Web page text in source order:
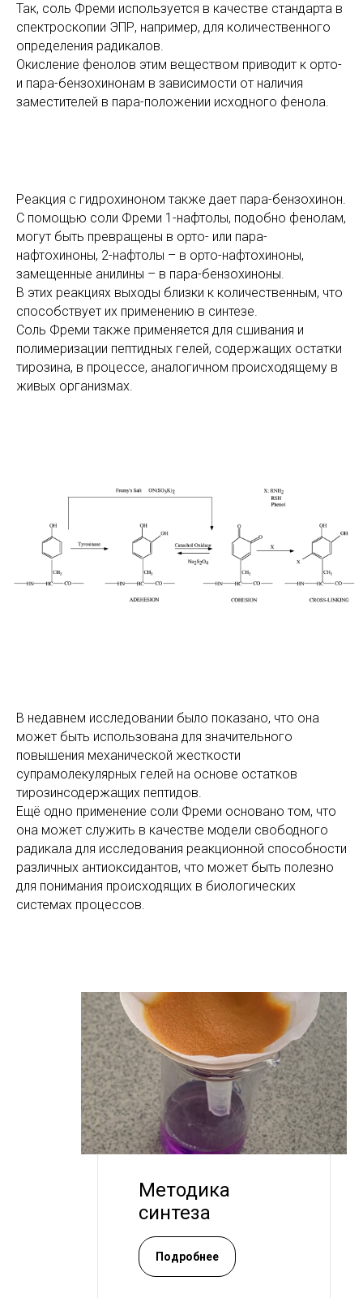
Так, соль Фреми используется в качестве стандарта в
спектроскопии ЭПР, например, для количественного
определения радикалов.
Окисление фенолов этим веществом приводит к орто-
и пара-бензохинонам в зависимости от наличия
заместителей в пара-положении исходного фенола.
Реакция с гидрохиноном также дает пара-бензохинон.
С помощью соли Фреми 1-нафтолы, подобно фенолам,
могут быть превращены в орто- или пара-
нафтохиноны, 2-нафтолы – в орто-нафтохиноны,
замещенные анилины – в пара-бензохиноны.
В этих реакциях выходы близки к количественным, что
способствует их применению в синтезе.
Соль Фреми также применяется для сшивания и
полимеризации пептидных гелей, содержащих остатки
тирозина, в процессе, аналогичном происходящему в
живых организмах.
В недавнем исследовании было показано, что она
может быть использована для значительного
повышения механической жесткости
супрамолекулярных гелей на основе остатков
тирозинсодержащих пептидов.
Ещё одно применение соли Фреми основано том, что
она может служить в качестве модели свободного
радикала для исследования реакционной способности
различных антиоксидантов, что может быть полезно
для понимания происходящих в биологических
системах процессов.
Методика
синтеза
Подробнее